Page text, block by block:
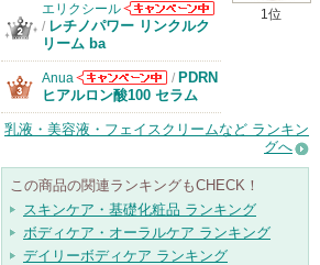
1位
エリクシール
エリクシールか
/ レチノパワー リンクルク
リーム ba
Anua
Anuaからのお
知らせがありま
す
/ PDRN
ヒアルロン酸100 セラム
乳液・美容液・フェイスクリームなど ランキン
グへ
この商品の関連ランキングもCHECK！
スキンケア・基礎化粧品 ランキング
ボディケア・オーラルケア ランキング
デイリーボディケア ランキング